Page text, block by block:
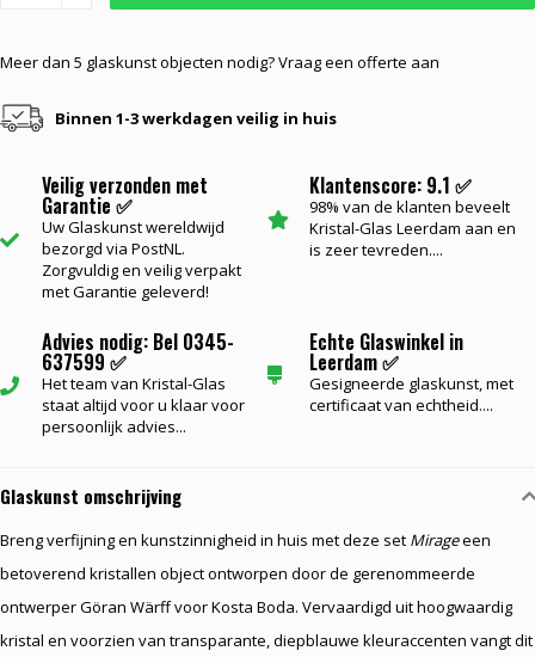
Meer dan 5 glaskunst objecten nodig? Vraag een offerte aan
Binnen 1-3 werkdagen veilig in huis
Veilig verzonden met
Garantie ✅
Uw Glaskunst wereldwijd
bezorgd via PostNL.
Zorgvuldig en veilig verpakt
met Garantie geleverd!
Klantenscore: 9.1 ✅
98% van de klanten beveelt
Kristal-Glas Leerdam aan en
is zeer tevreden....
Advies nodig: Bel 0345-
637599 ✅
Het team van Kristal-Glas
staat altijd voor u klaar voor
persoonlijk advies...
Echte Glaswinkel in
Leerdam ✅
Gesigneerde glaskunst, met
certificaat van echtheid....
Glaskunst omschrijving
Breng verfijning en kunstzinnigheid in huis met deze set Mirageeen
betoverend kristallen object ontworpen door de gerenommeerde
ontwerper Göran Wärff voor Kosta Boda. Vervaardigd uit hoogwaardig
kristal en voorzien van transparante, diepblauwe kleuraccenten vangt dit